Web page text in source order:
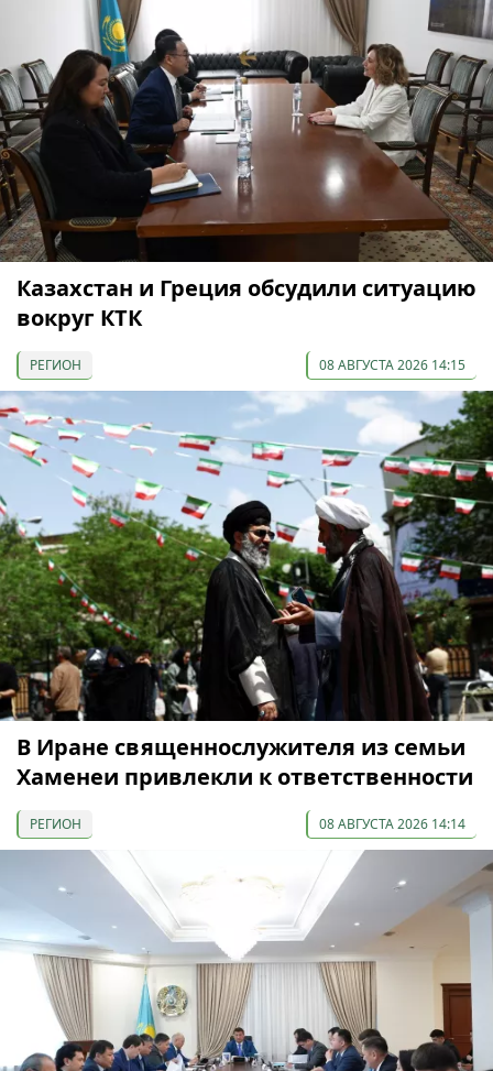
Казахстан и Греция обсудили ситуацию
вокруг КТК
РЕГИОН 08 АВГУСТА 2026 14:15
В Иране священнослужителя из семьи
Хаменеи привлекли к ответственности
РЕГИОН 08 АВГУСТА 2026 14:14